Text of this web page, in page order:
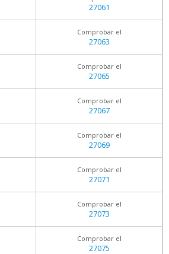
27061
Comprobar el
27063
Comprobar el
27065
Comprobar el
27067
Comprobar el
27069
Comprobar el
27071
Comprobar el
27073
Comprobar el
27075